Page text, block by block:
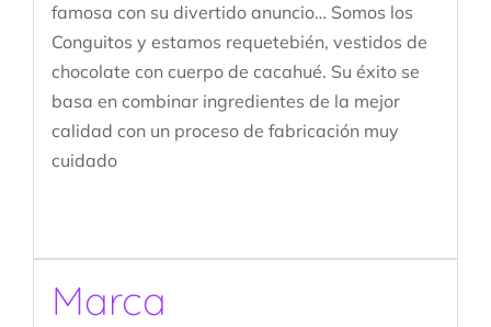
famosa con su divertido anuncio… Somos los
Conguitos y estamos requetebién, vestidos de
chocolate con cuerpo de cacahué. Su éxito se
basa en combinar ingredientes de la mejor
calidad con un proceso de fabricación muy
cuidado
Marca